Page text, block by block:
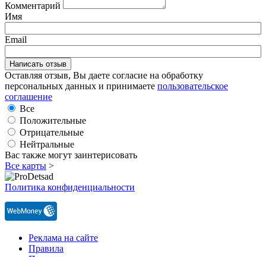
Комментарий
Имя
Email
Оставляя отзыв, Вы даете согласие на обработку
персональных данных и принимаете пользовательское
соглашение
Все
Положительные
Отрицательные
Нейтральные
Вас также могут заинтерисовать
Все карты >
Политика конфиденциальности
Реклама на сайте
Правила